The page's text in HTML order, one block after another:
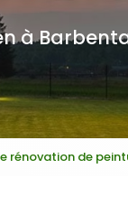
à
rénovation de